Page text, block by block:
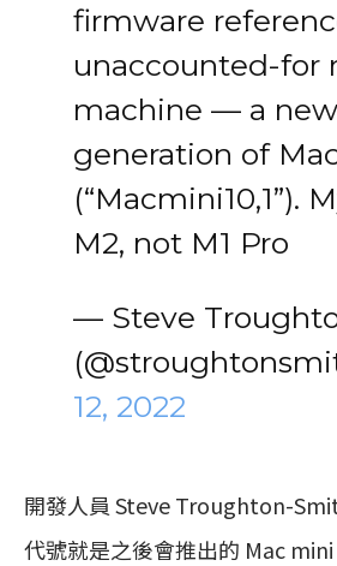
firmware
unaccounted-for
machine — a
generation of
(“Macmini10,1”).
M2, not M1 Pro
— Steve
12, 2022
開發人員 Steve Troughton-
代號就是之後會推出的 Mac